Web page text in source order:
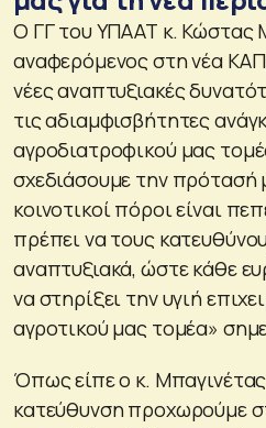
Ο ΓΓ του ΥΠΑΑΤ κ. Κώστας
αναφερόμενος στη νέα ΚΑΠ
νέες αναπτυξιακές
τις αδιαμφισβήτητες
αγροδιατροφικού μας
σχεδιάσουμε την πρότασή
κοινοτικοί πόροι είναι
πρέπει να τους
αναπτυξιακά, ώστε κάθε
να στηρίξει την υγιή
αγροτικού μας τομέα»
Όπως είπε ο κ.
κατεύθυνση προχωρούμε